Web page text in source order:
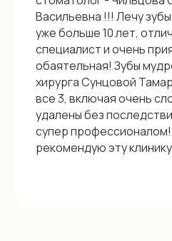
Васильевна !!! Лечу
уже больше 10 лет,
специалист и очень
обаятельная! Зубы
хирурга Сунцовой
все 3, включая очень
удалены без
супер
рекомендую эту